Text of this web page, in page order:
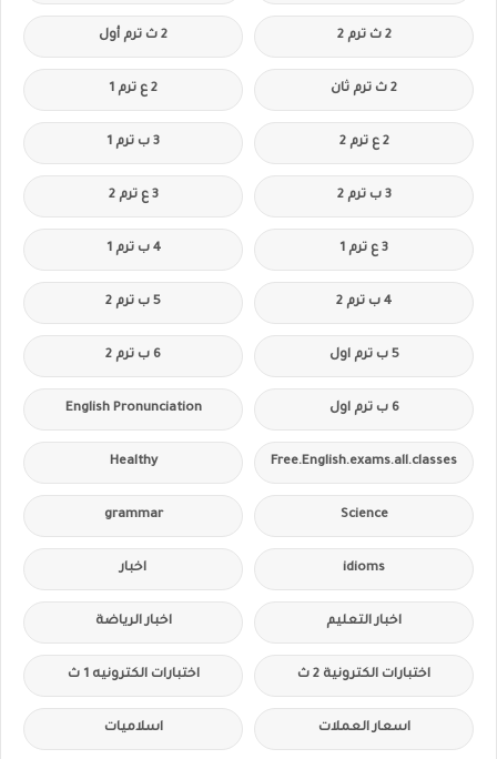
2 ث ترم 2 2 ث ترم أول
2 ث ترم ثان 2 ع ترم 1
2 ع ترم 2 3 ب ترم 1
3 ب ترم 2 3 ع ترم 2
3 ع ترم 1 4 ب ترم 1
4 ب ترم 2 5 ب ترم 2
5 ب ترم اول 6 ب ترم 2
6 ب ترم اول English Pronunciation
Free.English.exams.all.classes
Healthy
Science
grammar
idioms اخبار
اخبار التعليم اخبار الرياضة
اختبارات الكترونية 2 ث اختبارات الكترونيه 1 ث
اسعار العملات اسلاميات